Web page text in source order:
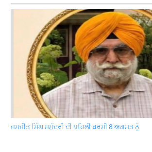
ਜਸਜੀਤ ਸਿੰਘ ਸਮੁੰਦਰੀ ਦੀ ਪਹਿਲੀ ਬਰਸੀ 8 ਅਗਸਤ ਨੂੰ